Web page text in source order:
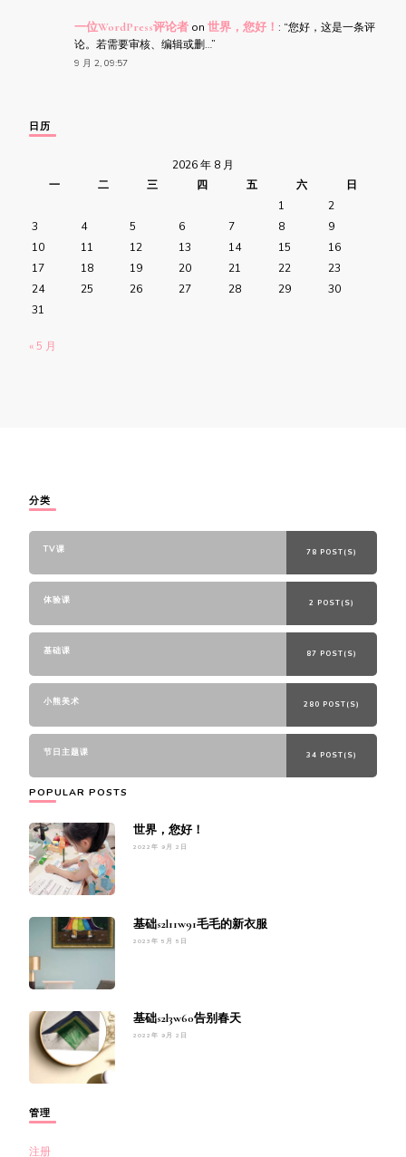
一位WordPress评论者 on 世界，您好！ : “您好，这是一条评
论。若需要审核、编辑或删…”
9 月 2, 09:57
日历
2026 年 8 月
一
二 三 四 五 六
日
1
2
3
4 5 6 7 8
9
10
11 12 13 14 15
16
17
18 19 20 21 22
23
24
25 26 27 28 29
30
31
« 5 月
分类
TV课 78 POST(S)
体验课 2 POST(S)
基础课 87 POST(S)
小熊美术 280 POST(S)
节日主题课 34 POST(S)
POPULAR POSTS
世界，您好！
2022年 9月 2日
基础s2l11w91毛毛的新衣服
2023年 5月 5日
基础s2l3w60告别春天
2022年 9月 2日
管理
注册